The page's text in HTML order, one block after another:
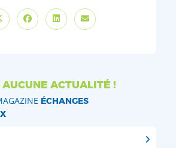
ACTUALITÉ !
ÉCHANGES